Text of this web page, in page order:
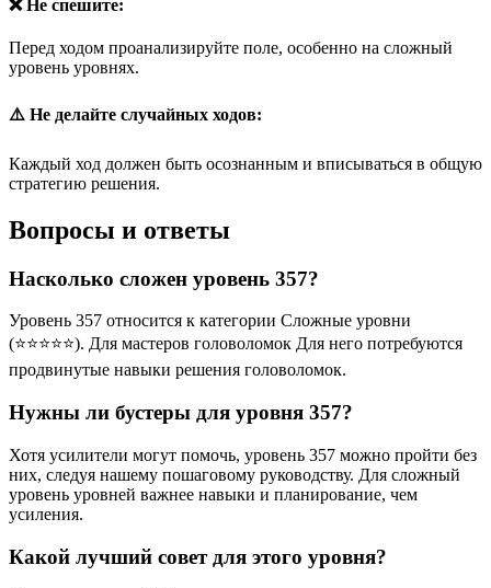
❌ Не спешите:
Перед ходом проанализируйте поле, особенно на сложный
уровень уровнях.
⚠️ Не делайте случайных ходов:
Каждый ход должен быть осознанным и вписываться в общую
стратегию решения.
Вопросы и ответы
Насколько сложен уровень 357?
Уровень 357 относится к категории Сложные уровни
(⭐⭐⭐⭐⭐). Для мастеров головоломок Для него потребуются
продвинутые навыки решения головоломок.
Нужны ли бустеры для уровня 357?
Хотя усилители могут помочь, уровень 357 можно пройти без
них, следуя нашему пошаговому руководству. Для сложный
уровень уровней важнее навыки и планирование, чем
усиления.
Какой лучший совет для этого уровня?